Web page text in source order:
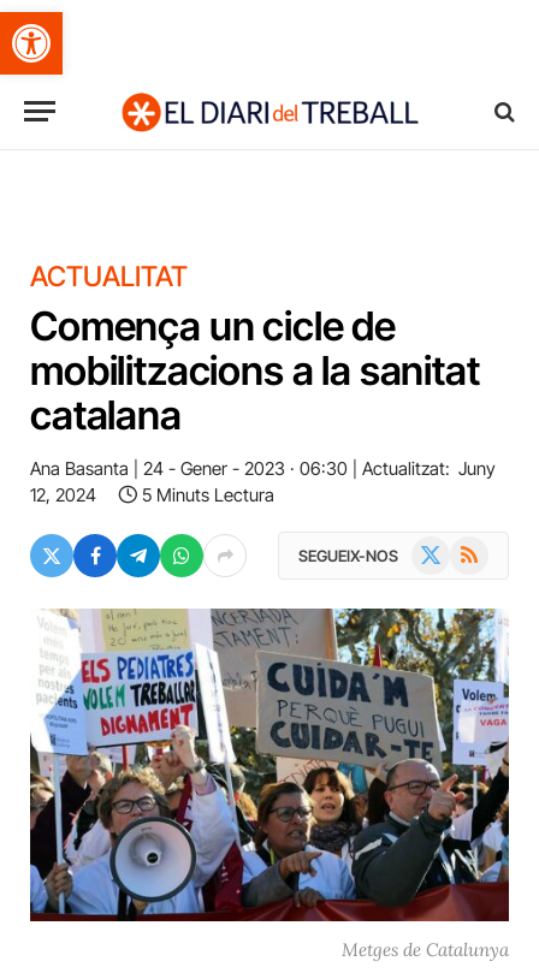
Obre la barra d'eines
ACTUALITAT
Comença un cicle de
mobilitzacions a la sanitat
catalana
Ana Basanta 24 - Gener - 2023 · 06:30 Actualitzat: Juny
12, 2024
5 Minuts Lectura
SEGUEIX-NOS RSS
Metges de Catalunya